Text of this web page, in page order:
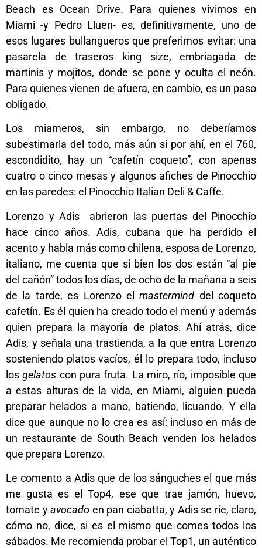
Beach es Ocean Drive. Para quienes vivimos en
Miami -y Pedro Lluen- es, definitivamente, uno de
esos lugares bullangueros que preferimos evitar: una
pasarela de traseros king size, embriagada de
martinis y mojitos, donde se pone y oculta el neón.
Para quienes vienen de afuera, en cambio, es un paso
obligado.
Los miameros, sin embargo, no deberíamos
subestimarla del todo, más aún si por ahí, en el 760,
escondidito, hay un “cafetín coqueto”, con apenas
cuatro o cinco mesas y algunos afiches de Pinocchio
en las paredes: el Pinocchio Italian Deli & Caffe.
Lorenzo y Adis abrieron las puertas del Pinocchio
hace cinco años. Adis, cubana que ha perdido el
acento y habla más como chilena, esposa de Lorenzo,
italiano, me cuenta que si bien los dos están “al pie
del cañón” todos los días, de ocho de la mañana a seis
de la tarde, es Lorenzo elmastermind del coqueto
cafetín. Es él quien ha creado todo el menú y además
quien prepara la mayoría de platos. Ahí atrás, dice
Adis, y señala una trastienda, a la que entra Lorenzo
sosteniendo platos vacíos, él lo prepara todo, incluso
losgelatos con pura fruta. La miro, río, imposible que
a estas alturas de la vida, en Miami, alguien pueda
preparar helados a mano, batiendo, licuando. Y ella
dice que aunque no lo crea es así: incluso en más de
un restaurante de South Beach venden los helados
que prepara Lorenzo.
Le comento a Adis que de los sánguches el que más
me gusta es el Top4, ese que trae jamón, huevo,
tomate yavocado en pan ciabatta, y Adis se ríe, claro,
cómo no, dice, si es el mismo que comes todos los
sábados. Me recomienda probar el Top1, un auténtico